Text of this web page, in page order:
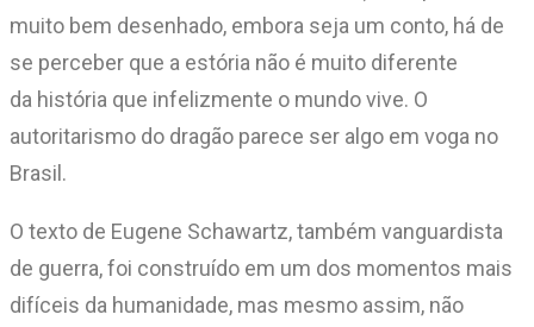
muito bem desenhado, embora seja um conto, há de
se perceber que a estória não é muito diferente
da história que infelizmente o mundo vive. O
autoritarismo do dragão parece ser algo em voga no
Brasil.
O texto de Eugene Schawartz, também vanguardista
de guerra, foi construído em um dos momentos mais
difíceis da humanidade, mas mesmo assim, não